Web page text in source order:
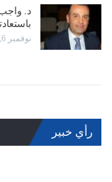
د. واجب
نوفمبر 6, 2025
رأي خبير